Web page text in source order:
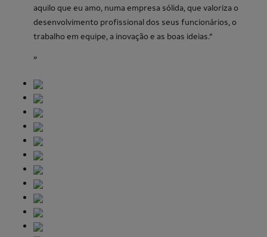
aquilo que eu amo, numa empresa sólida, que valoriza o
desenvolvimento profissional dos seus funcionários, o
trabalho em equipe, a inovação e as boas ideias.”
”